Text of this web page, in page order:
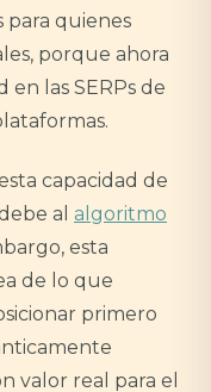
para quienes
porque ahora
las SERPs de
capacidad de
al algoritmo
esta
de lo que
primero
valor real para el